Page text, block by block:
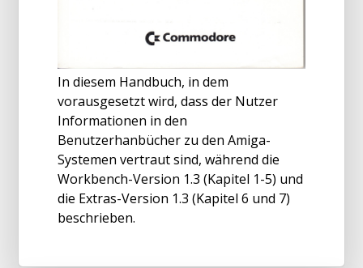
In diesem Handbuch, in dem
vorausgesetzt wird, dass der Nutzer
Informationen in den
Benutzerhanbücher zu den Amiga-
Systemen vertraut sind, während die
Workbench-Version 1.3 (Kapitel 1-5) und
die Extras-Version 1.3 (Kapitel 6 und 7)
beschrieben.